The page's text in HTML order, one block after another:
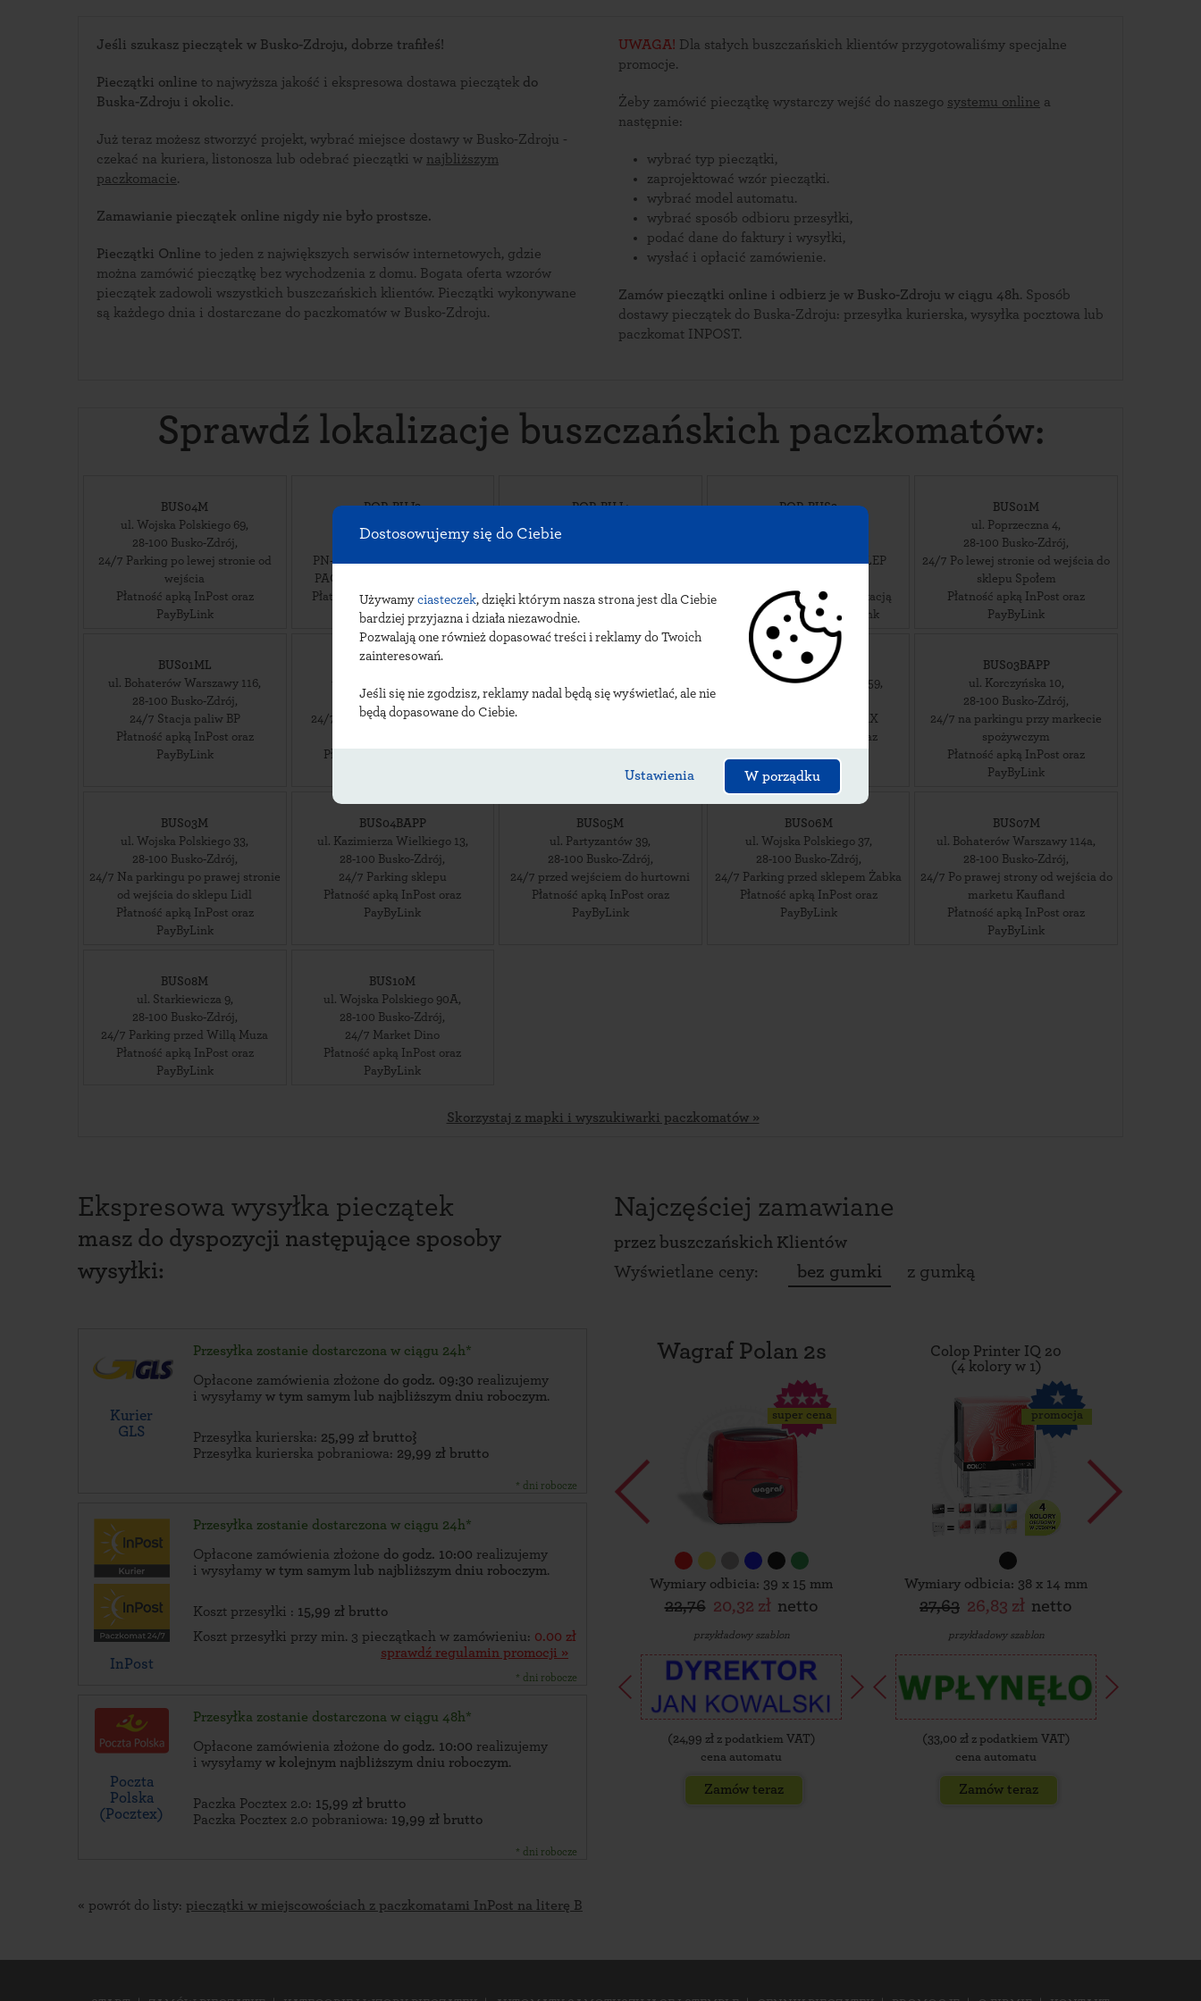
Dostosowujemy się do Ciebie
Używamy ciasteczek, dzięki którym nasza strona jest dla Ciebie
bardziej przyjazna i działa niezawodnie.
Pozwalają one również dopasować treści i reklamy do Twoich
zainteresowań.
Jeśli się nie zgodzisz, reklamy nadal będą się wyświetlać, ale nie
będą dopasowane do Ciebie.
Ustawienia W porządku
Jeśli szukasz pieczątek w Busko-Zdroju, dobrze trafiłeś!
Pieczątki online to najwyższa jakość i ekspresowa dostawa pieczątek do
Buska-Zdroju i okolic.
Już teraz możesz stworzyć projekt, wybrać miejsce dostawy w Busko-Zdroju -
czekać na kuriera, listonosza lub odebrać pieczątki w najbliższym
paczkomacie.
Zamawianie pieczątek online nigdy nie było prostsze.
Pieczątki Online to jeden z największych serwisów internetowych, gdzie
można zamówić pieczątkę bez wychodzenia z domu. Bogata oferta wzorów
pieczątek zadowoli wszystkich buszczańskich klientów. Pieczątki wykonywane
są każdego dnia i dostarczane do paczkomatów w Busko-Zdroju.
UWAGA! Dla stałych buszczańskich klientów przygotowaliśmy specjalne
promocje.
Żeby zamówić pieczątkę wystarczy wejść do naszego systemu online a
następnie:
wybrać typ pieczątki,
zaprojektować wzór pieczątki.
wybrać model automatu.
wybrać sposób odbioru przesyłki,
podać dane do faktury i wysyłki,
wysłać i opłacić zamówienie.
Zamów pieczątki online i odbierz je w Busko-Zdroju w ciągu 48h. Sposób
dostawy pieczątek do Buska-Zdroju: przesyłka kurierska, wysyłka pocztowa lub
paczkomat INPOST.
Sprawdź lokalizacje buszczańskich paczkomatów:
BUS04M
ul. Wojska Polskiego 69,
28-100 Busko-Zdrój,
24/7 Parking po lewej stronie od
wejścia
Płatność apką InPost oraz
PayByLink
POP-BUJ3
ul. Orła Białego 1,
Busko-Zdrój
PN-PT 08-18 SB 08-14 HAPPY
PACK-SWOJSKIE KLIMATY
Płatność kartą w Paczkomacie
POP-BUJ4
PN-PT 09-18 SB 10-14 PAKERSI-
Płatność kartą w Paczkomacie
POP-BUS2
PN-PT 09-22 SB 09-23 SKLEP
Płatność internetowa aplikacją
InPost Mobile i PayByLink
BUS01M
ul. Poprzeczna 4,
28-100 Busko-Zdrój,
24/7 Po lewej stronie od wejścia do
sklepu Społem
Płatność apką InPost oraz
PayByLink
BUS01ML
ul. Bohaterów Warszawy 116,
28-100 Busko-Zdrój,
24/7 Stacja paliw BP
Płatność apką InPost oraz
PayByLink
ul. Profesora Grotta 38
28-100 Busko-Zdrój,
24/7 Na parkingu przy sklepie
Płatność apką InPost oraz
28-100 Busko-Zdrój,
24/7 na parkingu przed sklepem
BUS02M
ul. Bohaterów Warszawy 59,
24/7 Delikatesy RAJMAX
Płatność apką InPost oraz
PayByLink
BUS03BAPP
ul. Korczyńska 10,
28-100 Busko-Zdrój,
24/7 na parkingu przy markecie
spożywczym
Płatność apką InPost oraz
PayByLink
BUS03M
ul. Wojska Polskiego 33,
28-100 Busko-Zdrój,
24/7 Na parkingu po prawej stronie
od wejścia do sklepu Lidl
Płatność apką InPost oraz
PayByLink
BUS04BAPP
ul. Kazimierza Wielkiego 13,
28-100 Busko-Zdrój,
24/7 Parking sklepu
Płatność apką InPost oraz
PayByLink
BUS05M
ul. Partyzantów 39,
28-100 Busko-Zdrój,
24/7 przed wejściem do hurtowni
Płatność apką InPost oraz
PayByLink
BUS06M
ul. Wojska Polskiego 37,
28-100 Busko-Zdrój,
24/7 Parking przed sklepem Żabka
Płatność apką InPost oraz
PayByLink
BUS07M
ul. Bohaterów Warszawy 114a,
28-100 Busko-Zdrój,
24/7 Po prawej strony od wejścia do
marketu Kaufland
Płatność apką InPost oraz
PayByLink
BUS08M
ul. Starkiewicza 9,
28-100 Busko-Zdrój,
24/7 Parking przed Willą Muza
Płatność apką InPost oraz
PayByLink
BUS10M
ul. Wojska Polskiego 90A,
28-100 Busko-Zdrój,
24/7 Market Dino
Płatność apką InPost oraz
PayByLink
Skorzystaj z mapki i wyszukiwarki paczkomatów »
Ekspresowa wysyłka pieczątek
masz do dyspozycji następujące sposoby
wysyłki:
Kurier
GLS
Przesyłka zostanie dostarczona w ciągu 24h*
Opłacone zamówienia złożone do godz. 09:30 realizujemy
i wysyłamy w tym samym lub najbliższym dniu roboczym.
Przesyłka kurierska: 25,99 zł brutto}
Przesyłka kurierska pobraniowa: 29,99 zł brutto
* dni robocze
InPost
Przesyłka zostanie dostarczona w ciągu 24h*
Opłacone zamówienia złożone do godz. 10:00 realizujemy
i wysyłamy w tym samym lub najbliższym dniu roboczym.
Koszt przesyłki : 15,99 zł brutto
Koszt przesyłki przy min. 3 pieczątkach w zamówieniu: 0.00 zł
sprawdź regulamin promocji »
* dni robocze
Poczta
Polska
(Pocztex)
Przesyłka zostanie dostarczona w ciągu 48h*
Opłacone zamówienia złożone do godz. 10:00 realizujemy
i wysyłamy w kolejnym najbliższym dniu roboczym.
Paczka Pocztex 2.0: 15,99 zł brutto
Paczka Pocztex 2.0 pobraniowa: 19,99 zł brutto
* dni robocze
Najczęściej zamawiane
przez buszczańskich Klientów
Wyświetlane ceny:
bez gumki z gumką
Wagraf Polan 2s
super cena
Wymiary odbicia: 39 x 15 mm
22,76 20,32 zł netto
przykładowy szablon
( 24,99 zł z podatkiem VAT)
cena automatu
Zamów teraz
Colop Printer IQ 20
(4 kolory w 1)
promocja
Wymiary odbicia: 38 x 14 mm
27,63 26,83 zł netto
przykładowy szablon
( 33,00 zł z podatkiem VAT)
cena automatu
Zamów teraz
« powrót do listy: pieczątki w miejscowościach z paczkomatami InPost na literę B